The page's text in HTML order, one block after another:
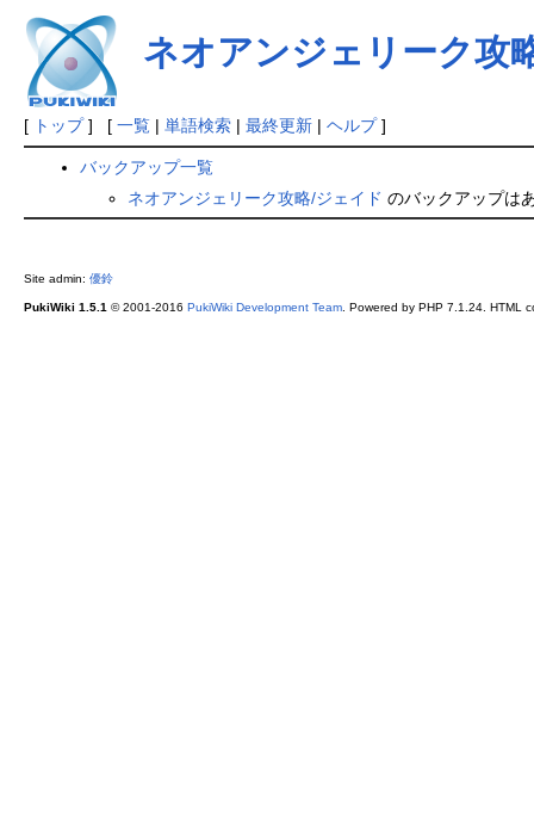
ネオアンジェリーク攻
[ トップ] [ 一覧| 単語検索| 最終更新| ヘルプ]
バックアップ一覧
ネオアンジェリーク攻略/ジェイド のバックアップは
Site admin: 優鈴
PukiWiki 1.5.1 © 2001-2016 PukiWiki Development Team. Powered by PHP 7.1.24. HTML